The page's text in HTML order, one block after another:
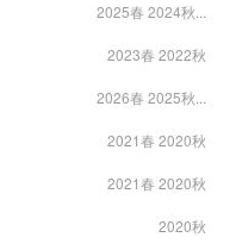
2025春 2024秋...
2023春 2022秋
2026春 2025秋...
2021春 2020秋
2021春 2020秋
2020秋